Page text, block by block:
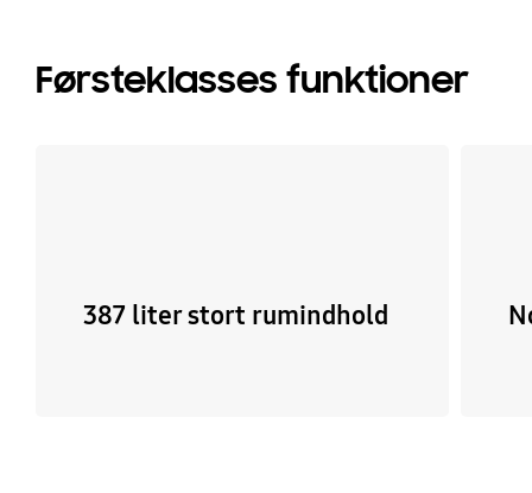
Førsteklasses funktioner
387 liter stort rumindhold